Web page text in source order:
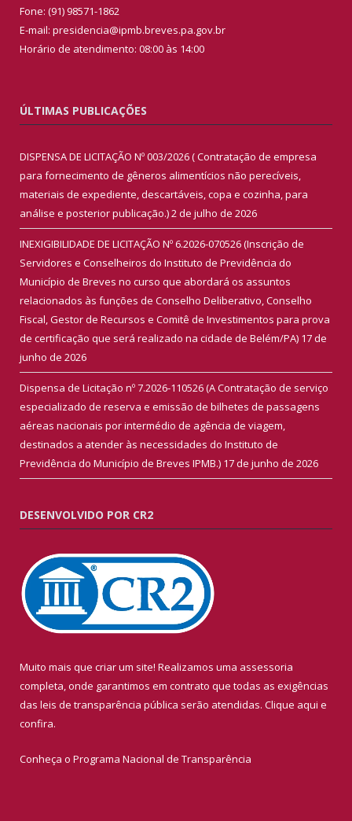
Fone: (91) 98571-1862
E-mail: presidencia@ipmb.breves.pa.gov.br
Horário de atendimento: 08:00 às 14:00
ÚLTIMAS PUBLICAÇÕES
DISPENSA DE LICITAÇÃO Nº 003/2026 ( Contratação de empresa
para fornecimento de gêneros alimentícios não perecíveis,
materiais de expediente, descartáveis, copa e cozinha, para
análise e posterior publicação.)2 de julho de 2026
INEXIGIBILIDADE DE LICITAÇÃO Nº 6.2026-070526 (Inscrição de
Servidores e Conselheiros do Instituto de Previdência do
Município de Breves no curso que abordará os assuntos
relacionados às funções de Conselho Deliberativo, Conselho
Fiscal, Gestor de Recursos e Comitê de Investimentos para prova
de certificação que será realizado na cidade de Belém/PA) 17 de
junho de 2026
Dispensa de Licitação nº 7.2026-110526 (A Contratação de serviço
especializado de reserva e emissão de bilhetes de passagens
aéreas nacionais por intermédio de agência de viagem,
destinados a atender às necessidades do Instituto de
Previdência do Município de Breves IPMB.) 17 de junho de 2026
DESENVOLVIDO POR CR2
Muito mais que criar um site! Realizamos uma assessoria
completa, onde garantimos em contrato que todas as exigências
das leis de transparência pública serão atendidas. Clique aqui e
confira.
Conheça o Programa Nacional de Transparência